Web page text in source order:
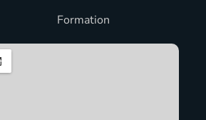
Formation